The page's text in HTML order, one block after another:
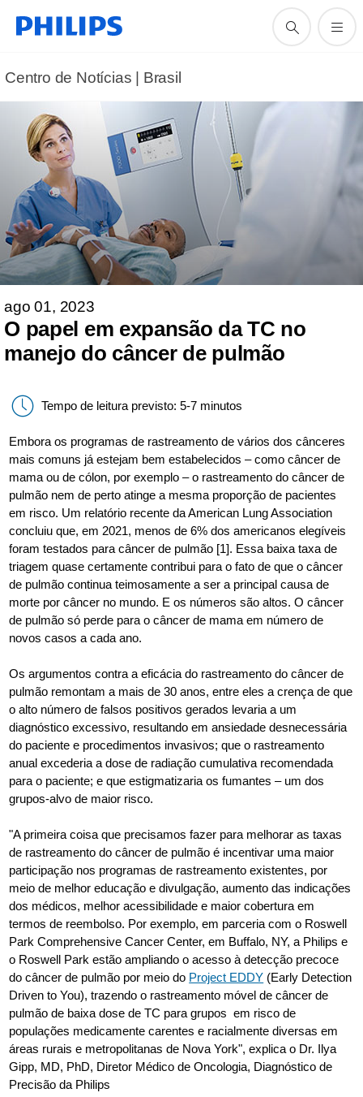
Centro de Notícias | Brasil
ago 01, 2023
O papel em expansão da TC no
manejo do câncer de pulmão
Tempo de leitura previsto: 5-7 minutos
Embora os programas de rastreamento de vários dos cânceres
mais comuns já estejam bem estabelecidos – como câncer de
mama ou de cólon, por exemplo – o rastreamento do câncer de
pulmão nem de perto atinge a mesma proporção de pacientes
em risco. Um relatório recente da American Lung Association
concluiu que, em 2021, menos de 6% dos americanos elegíveis
foram testados para câncer de pulmão [1]. Essa baixa taxa de
triagem quase certamente contribui para o fato de que o câncer
de pulmão continua teimosamente a ser a principal causa de
morte por câncer no mundo. E os números são altos. O câncer
de pulmão só perde para o câncer de mama em número de
novos casos a cada ano.
Os argumentos contra a eficácia do rastreamento do câncer de
pulmão remontam a mais de 30 anos, entre eles a crença de que
o alto número de falsos positivos gerados levaria a um
diagnóstico excessivo, resultando em ansiedade desnecessária
do paciente e procedimentos invasivos; que o rastreamento
anual excederia a dose de radiação cumulativa recomendada
para o paciente; e que estigmatizaria os fumantes – um dos
grupos-alvo de maior risco.
"A primeira coisa que precisamos fazer para melhorar as taxas
de rastreamento do câncer de pulmão é incentivar uma maior
participação nos programas de rastreamento existentes, por
meio de melhor educação e divulgação, aumento das indicações
dos médicos, melhor acessibilidade e maior cobertura em
termos de reembolso. Por exemplo, em parceria com o Roswell
Park Comprehensive Cancer Center, em Buffalo, NY, a Philips e
o Roswell Park estão ampliando o acesso à detecção precoce
do câncer de pulmão por meio do Project EDDY (Early Detection
Driven to You), trazendo o rastreamento móvel de câncer de
pulmão de baixa dose de TC para grupos em risco de
populações medicamente carentes e racialmente diversas em
áreas rurais e metropolitanas de Nova York", explica o Dr. Ilya
Gipp, MD, PhD, Diretor Médico de Oncologia, Diagnóstico de
Precisão da Philips